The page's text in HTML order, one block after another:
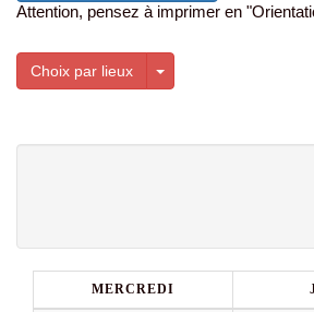
Attention, pensez à imprimer en
Choix par lieux Toggle Dropdown
MERCREDI